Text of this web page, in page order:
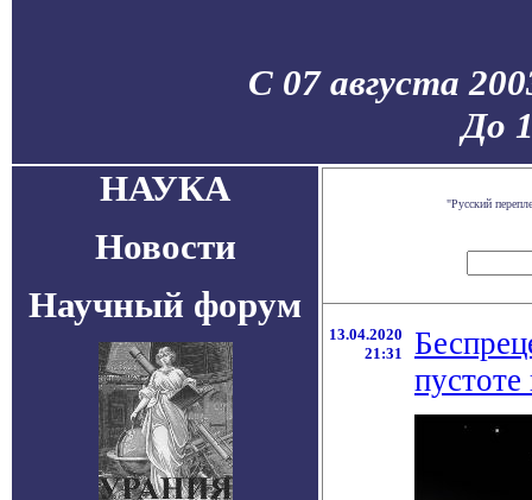
С 07 августа
До
НАУКА
Новости
Научный форум
"Русский
13.04.2020
21:31